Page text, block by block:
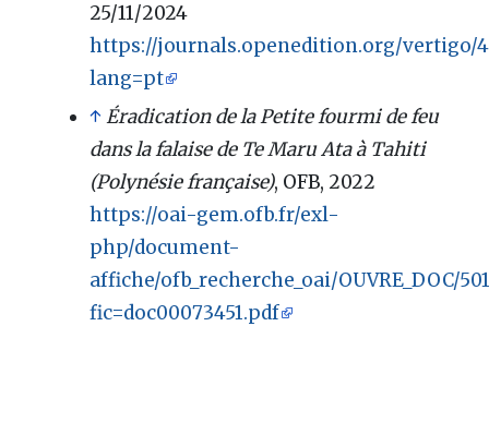
25/11/2024
https://journals.openedition.org/vertigo/
lang=pt
↑Éradication de la Petite fourmi de feu
dans la falaise de Te Maru Ata à Tahiti
(Polynésie française), OFB, 2022
https://oai-gem.ofb.fr/exl-
php/document-
affiche/ofb_recherche_oai/OUVRE_DOC/
fic=doc00073451.pdf